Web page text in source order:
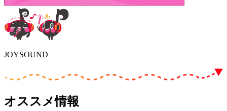
JOYSOUND
オススメ情報